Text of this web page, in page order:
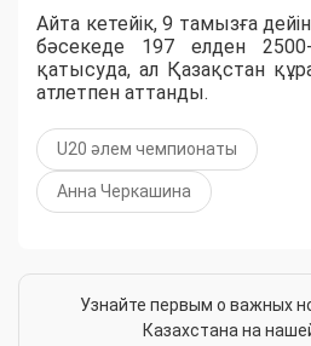
Айта кетейік, 9 тамызға
бәсекеде 197 елден
қатысуда, ал Қазақстан
атлетпен аттанды.
U20 әлем чемпионаты
Анна Черкашина
Узнайте первым о важных
Казахстана на